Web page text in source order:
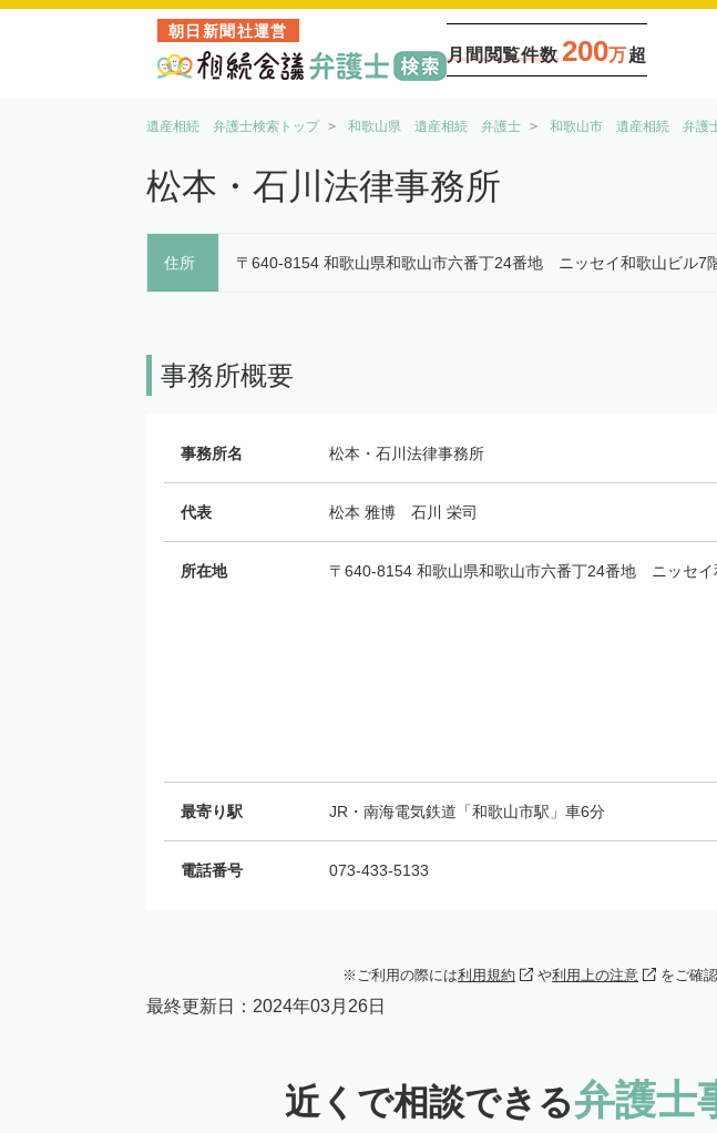
朝日新聞社運営
月間閲覧件数 200万超
遺産相続 弁護士検索トップ 和歌山県 遺産相続 弁護士 和歌山市 遺産相続 弁護
松本・石川法律事務所
住所 〒640-8154 和歌山県和歌山市六番丁24番地 ニッセイ和歌山ビル7
事務所概要
事務所名 松本・石川法律事務所
代表 松本 雅博 石川 栄司
所在地 〒640-8154 和歌山県和歌山市六番丁24番地 ニッセイ
最寄り駅 JR・南海電気鉄道「和歌山市駅」車6分
電話番号 073-433-5133
ご利用の際には利用規約 や利用上の注意 をご確
最終更新日： 2024年03月26日
近くで相談できる弁護士